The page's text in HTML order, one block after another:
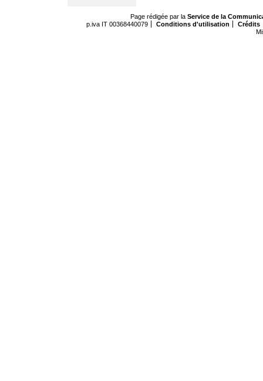
Page rédigée par la Service de la
p.iva IT 00368440079
Conditions d'utilisation
Crédits